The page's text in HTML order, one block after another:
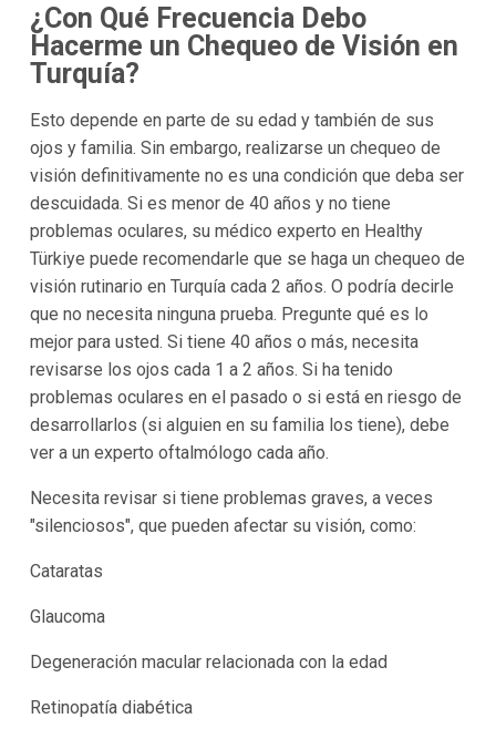
¿Con Qué Frecuencia Debo
Hacerme un Chequeo de Visión en
Turquía?
Esto depende en parte de su edad y también de sus
ojos y familia. Sin embargo, realizarse un chequeo de
visión definitivamente no es una condición que deba ser
descuidada. Si es menor de 40 años y no tiene
problemas oculares, su médico experto en Healthy
Türkiye puede recomendarle que se haga un chequeo de
visión rutinario en Turquía cada 2 años. O podría decirle
que no necesita ninguna prueba. Pregunte qué es lo
mejor para usted. Si tiene 40 años o más, necesita
revisarse los ojos cada 1 a 2 años. Si ha tenido
problemas oculares en el pasado o si está en riesgo de
desarrollarlos (si alguien en su familia los tiene), debe
ver a un experto oftalmólogo cada año.
Necesita revisar si tiene problemas graves, a veces
"silenciosos", que pueden afectar su visión, como:
Cataratas
Glaucoma
Degeneración macular relacionada con la edad
Retinopatía diabética